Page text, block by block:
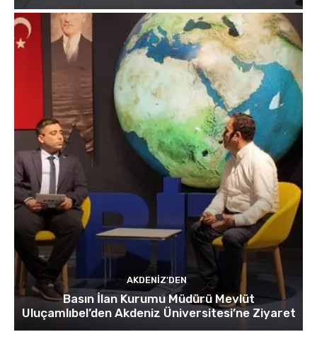
AKDENIZ'DEN
Basın İlan Kurumu Müdürü Mevlüt
Uluçamlıbel’den Akdeniz Üniversitesi’ne Ziyaret